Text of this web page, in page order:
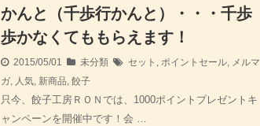
かんと（千歩行かんと）・・・千歩
歩かなくてももらえます！
2015/05/01 未分類 セット , ポイントセール, メルマ
ガ, 人気, 新商品, 餃子
只今、餃子工房ＲＯＮでは、1000ポイントプレゼントキ
ャンペーンを開催中です！会 …